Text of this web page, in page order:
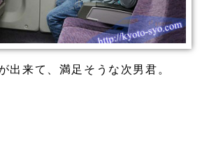
来て、満足そうな次男君。